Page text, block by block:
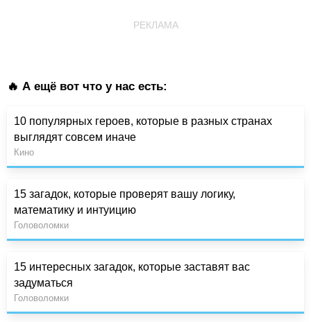
РЕКЛАМА
🔥 А ещё вот что у нас есть:
10 популярных героев, которые в разных странах
выглядят совсем иначе
Кино
15 загадок, которые проверят вашу логику,
математику и интуицию
Головоломки
15 интересных загадок, которые заставят вас
задуматься
Головоломки